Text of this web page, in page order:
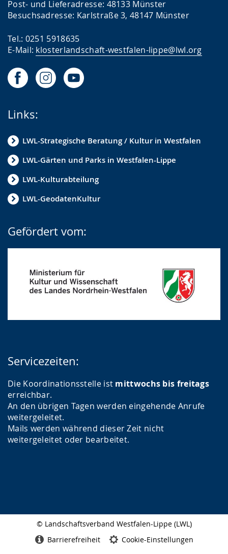
Post- und Lieferadresse: 48133 Münster
Besuchsadresse: Karlstraße 3, 48147 Münster
Tel.: 0251 5918635
E-Mail: klosterlandschaft-westfalen-lippe@lwl.org
Links:
LWL-Strategische Beratung / Kultur in Westfalen
LWL-Gärten und Parks in Westfalen-Lippe
LWL-Kulturabteilung
LWL-GeodatenKultur
Gefördert vom:
Servicezeiten:
Die Koordinationsstelle ist mittwochs bis freitags
erreichbar.
An den übrigen Tagen werden eingehende Anrufe
weitergeleitet.
Mails werden während dieser Zeit nicht
weitergeleitet oder bearbeitet.
© Landschaftsverband Westfalen-Lippe (LWL)
Barrierefreiheit Cookie-Einstellungen